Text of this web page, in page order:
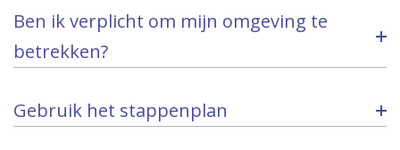
Ben ik verplicht om mijn omgeving te
betrekken?
Gebruik het stappenplan